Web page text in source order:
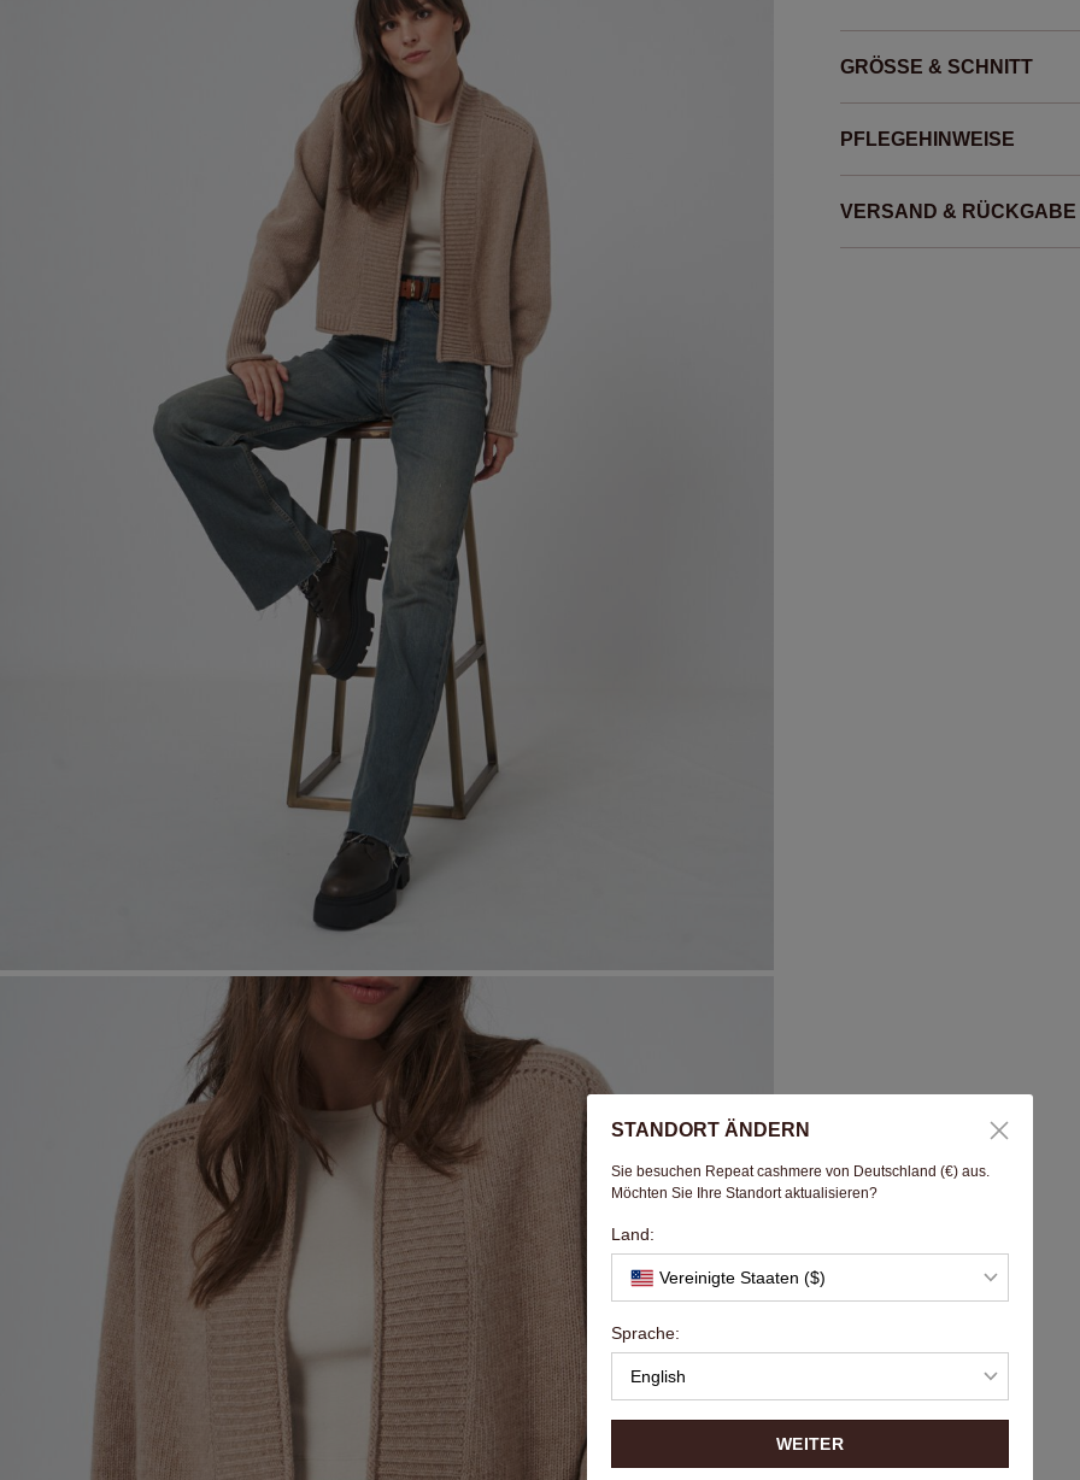
GRÖSSE & SCHNITT
PFLEGEHINWEISE
VERSAND & RÜCKGABE
STANDORT ÄNDERN
Sie besuchen Repeat cashmere von Deutschland (€) aus.
Möchten Sie Ihre Standort aktualisieren?
Land:
Vereinigte Staaten ($)
Sprache:
English
WEITER